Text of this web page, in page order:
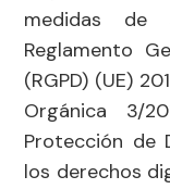
medidas de
Reglamento
(RGPD) (UE)
Orgánica 3/
Protección de
los derechos